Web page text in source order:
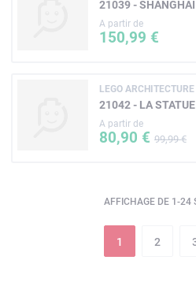
21039 - SHANGHAI
A partir de
150,99 €
LEGO ARCHITECTURE
21042 - LA
A partir de
80,90 € 99,99 €
AFFICHAGE DE 1-24
1 2